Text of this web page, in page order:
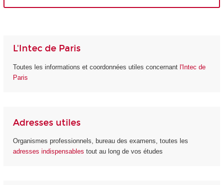
L'Intec de Paris
Toutes les informations et coordonnées utiles concernant l'Intec de
Paris
Adresses utiles
Organismes professionnels, bureau des examens, toutes les
adresses indispensables tout au long de vos études